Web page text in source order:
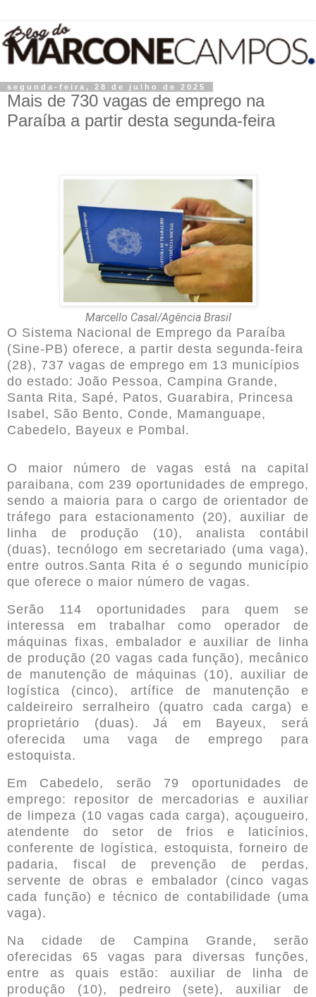
segunda-feira, 28 de julho de 2025
Mais de 730 vagas de emprego na
Paraíba a partir desta segunda-feira
Marcello Casal/Agência Brasil
O Sistema Nacional de Emprego da Paraíba
(Sine-PB) oferece, a partir desta segunda-feira
(28), 737 vagas de emprego em 13 municípios
do estado: João Pessoa, Campina Grande,
Santa Rita, Sapé, Patos, Guarabira, Princesa
Isabel, São Bento, Conde, Mamanguape,
Cabedelo, Bayeux e Pombal.
O maior número de vagas está na capital
paraibana, com 239 oportunidades de emprego,
sendo a maioria para o cargo de orientador de
tráfego para estacionamento (20), auxiliar de
linha de produção (10), analista contábil
(duas), tecnólogo em secretariado (uma vaga),
entre outros.Santa Rita é o segundo município
que oferece o maior número de vagas.
Serão 114 oportunidades para quem se
interessa em trabalhar como operador de
máquinas fixas, embalador e auxiliar de linha
de produção (20 vagas cada função), mecânico
de manutenção de máquinas (10), auxiliar de
logística (cinco), artífice de manutenção e
caldeireiro serralheiro (quatro cada carga) e
proprietário (duas). Já em Bayeux, será
oferecida uma vaga de emprego para
estoquista.
Em Cabedelo, serão 79 oportunidades de
emprego: repositor de mercadorias e auxiliar
de limpeza (10 vagas cada carga), açougueiro,
atendente do setor de frios e laticínios,
conferente de logística, estoquista, forneiro de
padaria, fiscal de prevenção de perdas,
servente de obras e embalador (cinco vagas
cada função) e técnico de contabilidade (uma
vaga).
Na cidade de Campina Grande, serão
oferecidas 65 vagas para diversas funções,
entre as quais estão: auxiliar de linha de
produção (10), pedreiro (sete), auxiliar de